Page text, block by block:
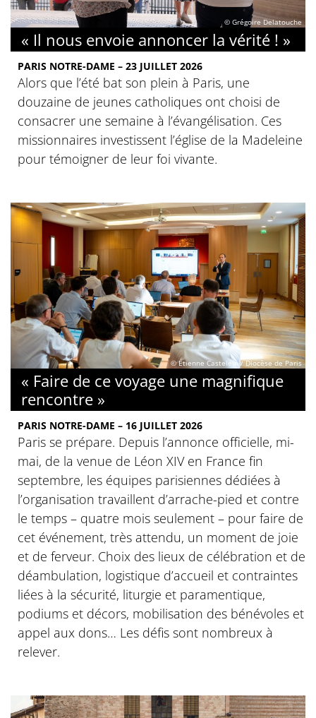
© Grégoire Delatouche
« Il nous envoie annoncer la vérité ! »
PARIS NOTRE-DAME – 23 JUILLET 2026
Alors que l’été bat son plein à Paris, une
douzaine de jeunes catholiques ont choisi de
consacrer une semaine à l’évangélisation. Ces
missionnaires investissent l’église de la Madeleine
pour témoigner de leur foi vivante.
© Étienne Castelein / Diocèse de Paris
« Faire de ce voyage une magnifique
rencontre »
PARIS NOTRE-DAME – 16 JUILLET 2026
Paris se prépare. Depuis l’annonce officielle, mi-
mai, de la venue de Léon XIV en France fin
septembre, les équipes parisiennes dédiées à
l’organisation travaillent d’arrache-pied et contre
le temps – quatre mois seulement – pour faire de
cet événement, très attendu, un moment de joie
et de ferveur. Choix des lieux de célébration et de
déambulation, logistique d’accueil et contraintes
liées à la sécurité, liturgie et paramentique,
podiums et décors, mobilisation des bénévoles et
appel aux dons… Les défis sont nombreux à
relever.